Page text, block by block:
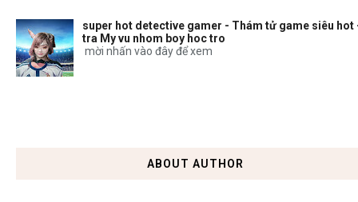
super hot detective gamer - Thám tử game siêu hot
tra My vu nhom boy hoc tro
mời nhấn vào đây để xem
ABOUT AUTHOR